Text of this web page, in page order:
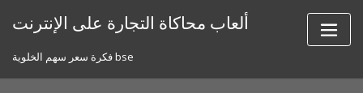
ألعاب محاكاة التجارة على الإنترنت
فكرة سعر سهم الخلوية bse